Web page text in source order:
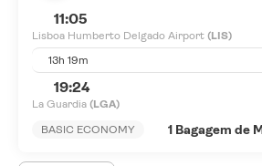
11:05
Lisboa Humberto Delgado Airport (LIS)
13h 19m
19:24
La Guardia (LGA)
BASIC ECONOMY
1 Bagagem de